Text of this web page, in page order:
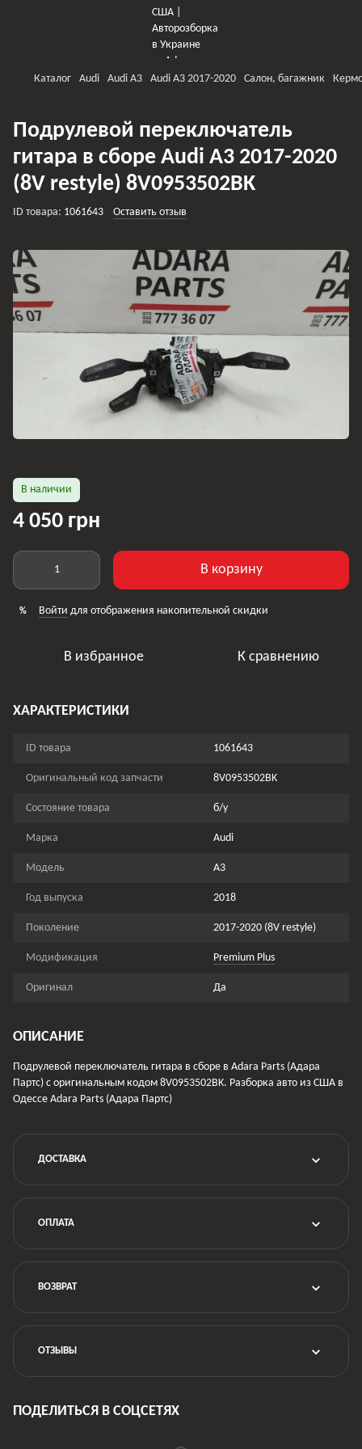
Каталог Audi Audi A3 Audi A3 2017-2020 Салон, багажник
Подрулевой переключатель
гитара в сборе Audi A3 2017-2020
(8V restyle) 8V0953502BK
ID товара: 1061643 Оставить отзыв
В наличии
4 050 грн
В корзину
% Войти для отображения накопительной скидки
В избранное К сравнению
ХАРАКТЕРИСТИКИ
ID товара 1061643
Оригинальный код запчасти 8V0953502BK
Состояние товара б/у
Марка Audi
Модель A3
Год выпуска 2018
Поколение 2017-2020 (8V restyle)
Модификация Premium Plus
Оригинал Да
ОПИСАНИЕ
Подрулевой переключатель гитара в сборе в Adara Parts (Адара
Партс) с оригинальным кодом 8V0953502BK. Разборка авто из США в
Одессе Adara Parts (Адара Партс)
ДОСТАВКА
ОПЛАТА
ВОЗВРАТ
ОТЗЫВЫ
ПОДЕЛИТЬСЯ В СОЦСЕТЯХ